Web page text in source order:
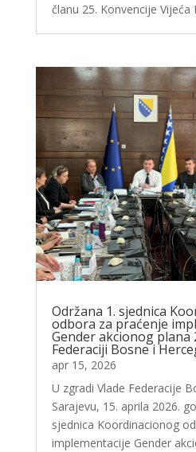
članu 25. Konvencije Vijeća
Održana 1. sjednica
odbora za praćenje
Gender akcionog plana
Federaciji Bosne i
apr 15, 2026
U zgradi Vlade Federacije
Sarajevu, 15. aprila 2026.
sjednica Koordinacionog
implementacije Gender